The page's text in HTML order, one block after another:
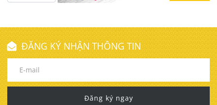
ĐĂNG KÝ NHẬN THÔNG TIN
Đăng ký ngay